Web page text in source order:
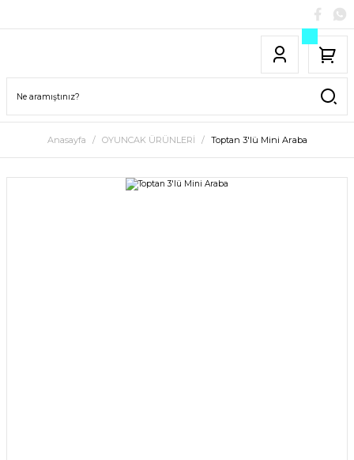
Anasayfa OYUNCAK ÜRÜNLERİ Toptan 3'lü Mini Araba